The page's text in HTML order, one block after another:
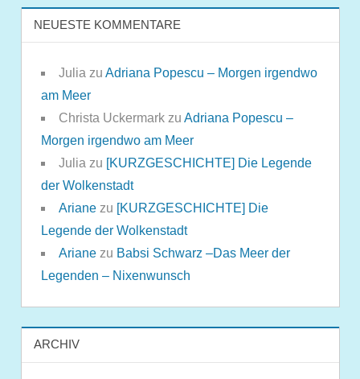
NEUESTE KOMMENTARE
Julia zu Adriana Popescu – Morgen irgendwo
am Meer
Christa Uckermarkzu Adriana Popescu –
Morgen irgendwo am Meer
Julia zu [KURZGESCHICHTE] Die Legende
der Wolkenstadt
Arianezu [KURZGESCHICHTE] Die
Legende der Wolkenstadt
Arianezu Babsi Schwarz –Das Meer der
Legenden – Nixenwunsch
ARCHIV